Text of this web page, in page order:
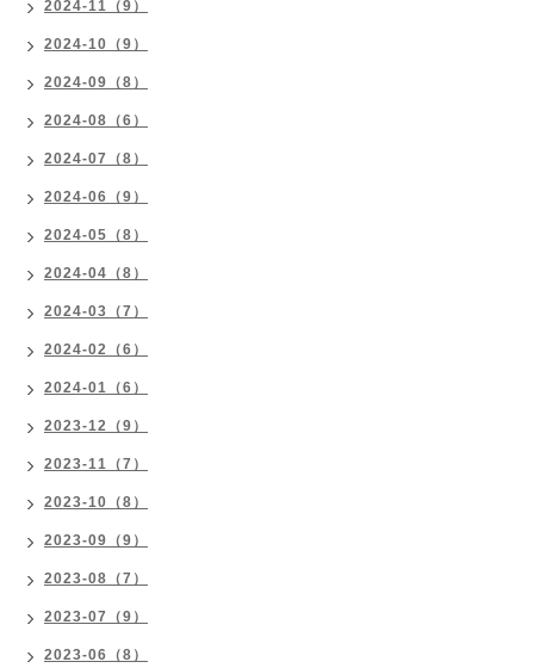
2024-11（9）
2024-10（9）
2024-09（8）
2024-08（6）
2024-07（8）
2024-06（9）
2024-05（8）
2024-04（8）
2024-03（7）
2024-02（6）
2024-01（6）
2023-12（9）
2023-11（7）
2023-10（8）
2023-09（9）
2023-08（7）
2023-07（9）
2023-06（8）